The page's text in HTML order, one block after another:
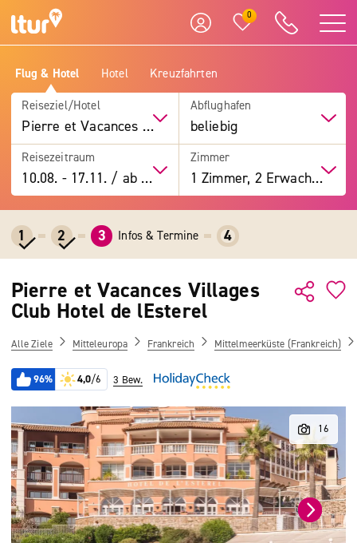
0
Flug & Hotel Hotel Kreuzfahrten
Reiseziel/Hotel
Pierre et Vacances Villages Club Hotel de lEsterel
Abflughafen
beliebig
Reisezeitraum
10.08. -17.11. / ab 7 Tage
Zimmer
1 Zimmer, 2 Erwachsene
1 2 3 Infos & Termine 4
Pierre et Vacances Villages
Club Hotel de lEsterel
Alle Ziele Mitteleuropa Frankreich Mittelmeerküste (Frankreich)
96% 4,0/6 3 Bew.